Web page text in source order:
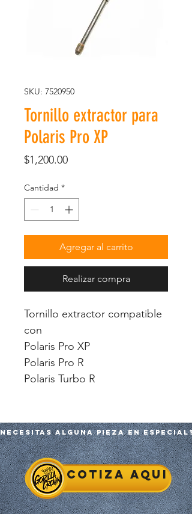
SKU: 7520950
Tornillo extractor para
Polaris Pro XP
$1,200.00Precio
Cantidad *
Agregar al carrito
Realizar compra
Tornillo extractor compatible
con
Polaris Pro XP
Polaris Pro R
Polaris Turbo R
Necesitas alguna pieza en especial?
Cotiza aqui